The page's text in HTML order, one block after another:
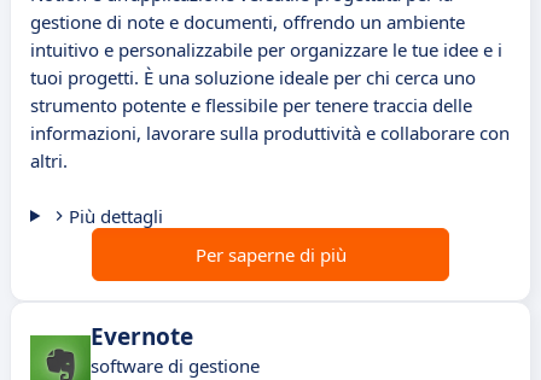
gestione di note e documenti, offrendo un ambiente
intuitivo e personalizzabile per organizzare le tue idee e i
tuoi progetti. È una soluzione ideale per chi cerca uno
strumento potente e flessibile per tenere traccia delle
informazioni, lavorare sulla produttività e collaborare con
altri.
Più dettagli
Per saperne di più
Evernote
software di gestione